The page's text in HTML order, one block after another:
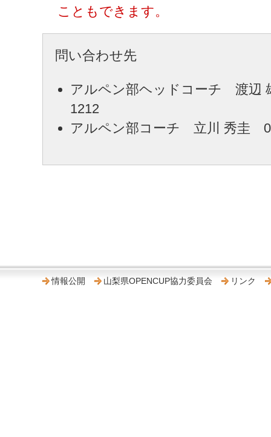
こともできます。
問い合わせ先
アルペン部ヘッドコーチ 渡辺
1212
アルペン部コーチ 立川 秀圭
情報公開 山梨県OPENCUP協力委員会 リンク